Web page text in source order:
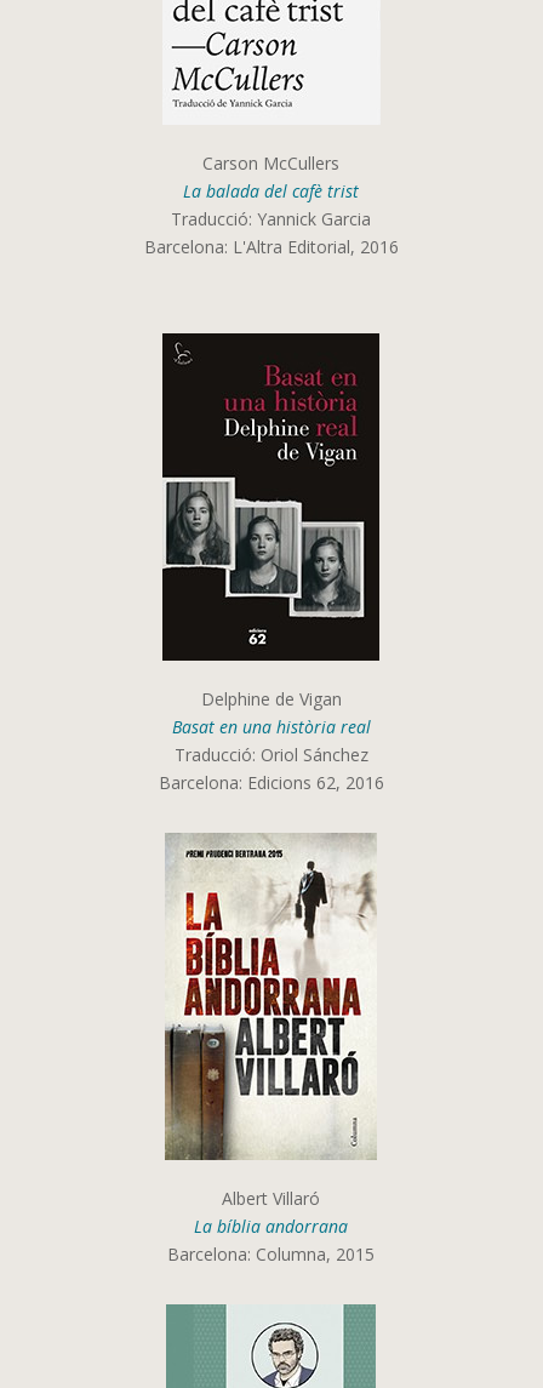
Carson McCullers
La balada del cafè trist
Traducció: Yannick Garcia
Barcelona: L'Altra Editorial, 2016
Delphine de Vigan
Basat en una història real
Traducció: Oriol Sánchez
Barcelona: Edicions 62, 2016
Albert Villaró
La bíblia andorrana
Barcelona: Columna, 2015